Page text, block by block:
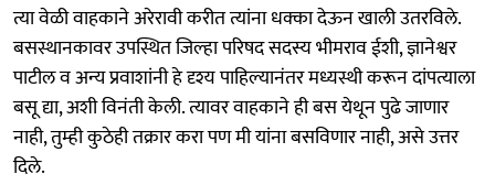
त्या वेळी वाहकाने अरेरावी करीत त्यांना धक्का देऊन खाली उतरविले.
बसस्थानकावर उपस्थित जिल्हा परिषद सदस्य भीमराव ईशी, ज्ञानेश्वर
पाटील व अन्य प्रवाशांनी हे दृश्य पाहिल्यानंतर मध्यस्थी करून दांपत्याला
बसू द्या, अशी विनंती केली. त्यावर वाहकाने ही बस येथून पुढे जाणार
नाही, तुम्ही कुठेही तक्रार करा पण मी यांना बसविणार नाही, असे उत्तर
दिले.